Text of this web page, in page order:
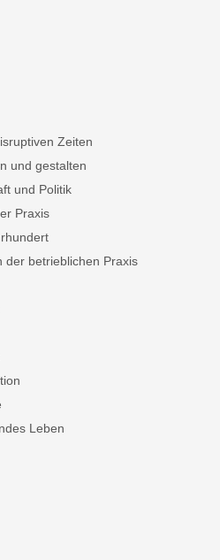
Zeiten
und gestalten
und Politik
Praxis
der betrieblichen Praxis
Leben